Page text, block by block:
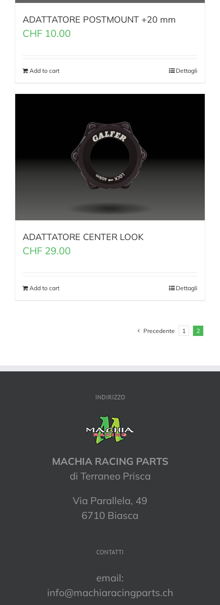
ADATTATORE POSTMOUNT +20 mm
CHF 10.00
Add to cart Dettagli
ADATTATORE CENTER LOOK
CHF 29.00
Add to cart Dettagli
Precedente 1 2
INDIRIZZO
MACHIA RACING PARTS
di Terraneo Prisca
Via Parallela, 49
6710 Biasca
CONTATTI
email:
info@machiaracingparts.ch